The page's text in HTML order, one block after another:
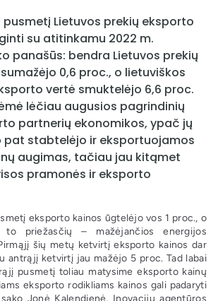
pusmetį Lietuvos prekių eksporto
su atitinkamu 2022 m.
panašūs: bendra Lietuvos prekių
0,6 proc., o lietuviškos
vertė smuktelėjo 6,6 proc.
lėčiau augusios pagrindinių
partnerių ekonomikos, ypač jų
pat stabtelėjo ir eksportuojamos
augimas, tačiau jau kitąmet
pramonės ir eksporto
eksporto kainos ūgtelėjo vos 1 proc., o
to priežasčių – mažėjančios energijos
šių metų ketvirtį eksporto kainos dar
antrąjį ketvirtį jau mažėjo 5 proc. Tad labai
pusmetį toliau matysime eksporto kainų
eksporto rodikliams kainos gali padaryti
Jonė Kalendienė, Inovacijų agentūros